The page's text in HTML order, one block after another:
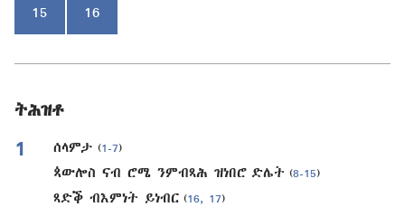
15 16
ትሕዝቶ
1 ሰላምታ (1-7)
ጳውሎስ ናብ ሮሜ ንምብጻሕ ዝነበሮ ድሌት (8-15)
ጻድቕ ብእምነት ይነብር (16, 17)